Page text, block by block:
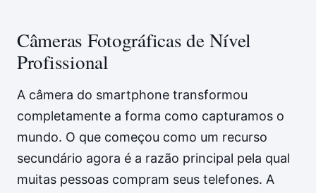
Câmeras Fotográficas de Nível
Profissional
A câmera do smartphone transformou
completamente a forma como capturamos o
mundo. O que começou como um recurso
secundário agora é a razão principal pela qual
muitas pessoas compram seus telefones. A